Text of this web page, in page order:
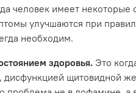
человек имеет
улучшаются при
необходим.
здоровья. Это
щитовидной